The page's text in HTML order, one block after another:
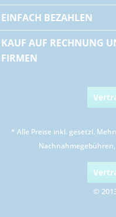
EINFACH BEZAHLEN
KAUF AUF RECHNUNG
FIRMEN
* Alle Preise inkl. gesetzl.
©